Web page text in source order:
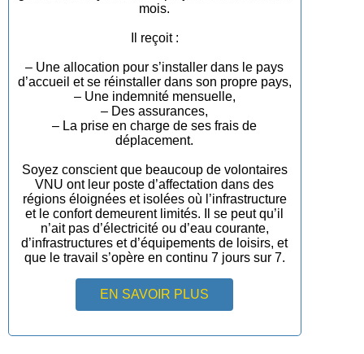
mois.
Il reçoit :
– Une allocation pour s’installer dans le pays
d’accueil et se réinstaller dans son propre pays,
– Une indemnité mensuelle,
– Des assurances,
– La prise en charge de ses frais de
déplacement.
Soyez conscient que beaucoup de volontaires
VNU ont leur poste d’affectation dans des
régions éloignées et isolées où l’infrastructure
et le confort demeurent limités. Il se peut qu’il
n’ait pas d’électricité ou d’eau courante,
d’infrastructures et d’équipements de loisirs, et
que le travail s’opère en continu 7 jours sur 7.
EN SAVOIR PLUS